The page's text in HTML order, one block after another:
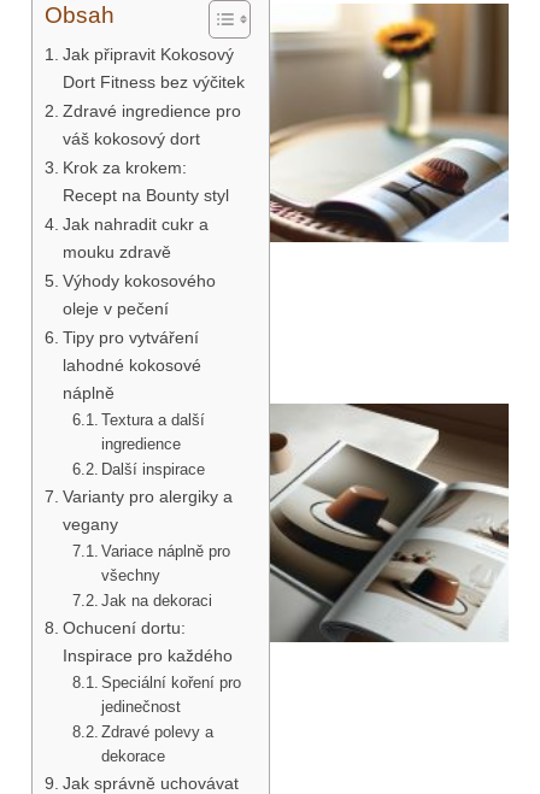
Obsah
Jak připravit Kokosový
Dort Fitness bez výčitek
Zdravé ingredience pro
váš kokosový dort
Krok za krokem:
Recept na Bounty styl
Jak nahradit cukr a
mouku zdravě
Výhody kokosového
oleje v pečení
Tipy pro vytváření
lahodné kokosové
náplně
Textura a další
ingredience
Další inspirace
Varianty pro alergiky a
vegany
Variace náplně pro
všechny
Jak na dekoraci
Ochucení dortu:
Inspirace pro každého
Speciální koření pro
jedinečnost
Zdravé polevy a
dekorace
Jak správně uchovávat